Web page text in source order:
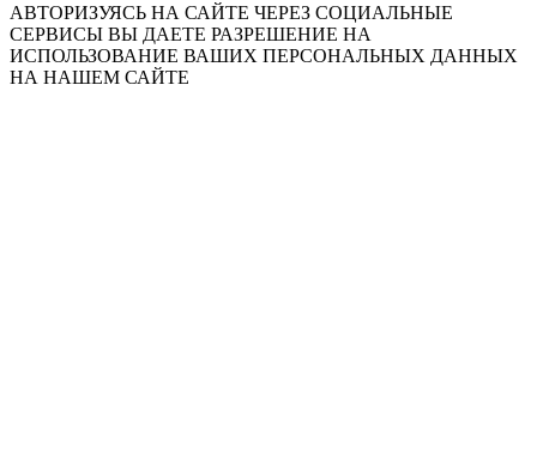
АВТОРИЗУЯСЬ НА САЙТЕ ЧЕРЕЗ СОЦИАЛЬНЫЕ
СЕРВИСЫ ВЫ ДАЕТЕ РАЗРЕШЕНИЕ НА
ИСПОЛЬЗОВАНИЕ ВАШИХ ПЕРСОНАЛЬНЫХ ДАННЫХ
НА НАШЕМ САЙТЕ